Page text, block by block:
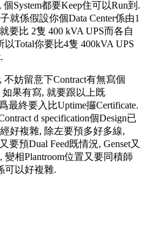
System都要Keep住可以Run到.
就係假設你個Data Center係由1
要比 2隻 400 kVA UPS而各自
以Total你要比4隻 400kVA UPS
不妨留意下Contract有無寫個
如果有寫, 就要跟以上既
最終要入比Uptime攞Certificate.
d specification個Design已
好複雜, 除左要預多好多線,
要預Dual Feed既情況, Genset又
相Plantroom位置又要同積師
可以好複雜.